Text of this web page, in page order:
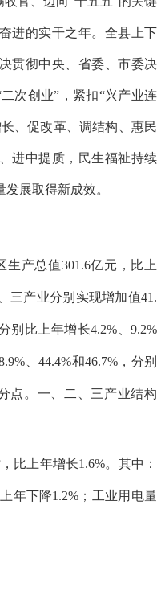
进的实干之年。全县上下
贯彻中央、省委、市委决
次创业”，紧扣“兴产业连
、促改革、调结构、惠民
进中提质，民生福祉持续
展取得新成效。
生产总值301.6亿元，比上
三产业分别实现增加值41.
别比上年增长4.2%、9.2%
、44.4%和46.7%，分别
点。一、二、三产业结构
比上年增长1.6%。其中：
年下降1.2%；工业用电量